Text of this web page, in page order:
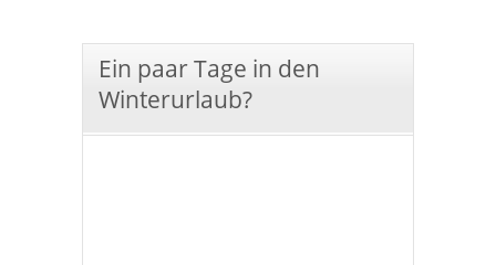
Ein paar Tage in den
Winterurlaub?